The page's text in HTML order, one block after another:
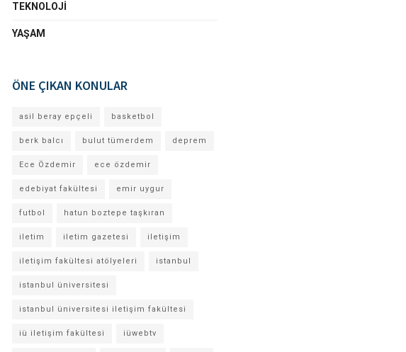
TEKNOLOJI
YAŞAM
ÖNE ÇIKAN KONULAR
asil beray epçeli basketbol
berk balcı bulut tümerdem deprem
Ece Özdemir ece özdemir
edebiyat fakültesi emir uygur
futbol hatun boztepe taşkıran
iletim iletim gazetesi iletişim
iletişim fakültesi atölyeleri istanbul
istanbul üniversitesi
istanbul üniversitesi iletişim fakültesi
iü iletişim fakültesi iüwebtv